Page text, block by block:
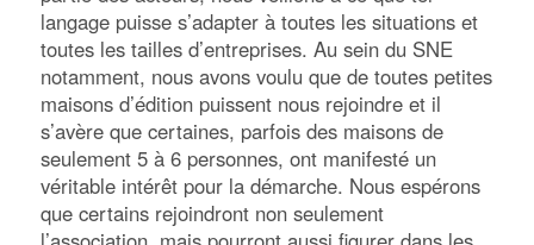
langage puisse s’adapter à toutes les situations et
toutes les tailles d’entreprises. Au sein du SNE
notamment, nous avons voulu que de toutes petites
maisons d’édition puissent nous rejoindre et il
s’avère que certaines, parfois des maisons de
seulement 5 à 6 personnes, ont manifesté un
véritable intérêt pour la démarche. Nous espérons
que certains rejoindront non seulement